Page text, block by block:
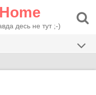
десь не тут ;-)